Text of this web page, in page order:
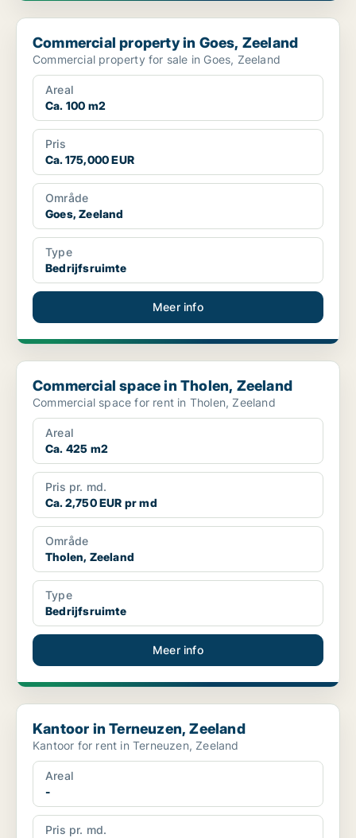
Commercial property in Goes, Zeeland
Commercial property in Goes, Zeeland
Commercial property for sale in Goes, Zeeland
Areal
Ca. 100 m2
Pris
Ca. 175,000 EUR
Område
Goes, Zeeland
Type
Bedrijfsruimte
Meer info
Commercial space in Tholen, Zeeland
Commercial space in Tholen, Zeeland
Commercial space for rent in Tholen, Zeeland
Areal
Ca. 425 m2
Pris pr. md.
Ca. 2,750 EUR pr md
Område
Tholen, Zeeland
Type
Bedrijfsruimte
Meer info
Kantoor in Terneuzen, Zeeland
Kantoor in Terneuzen, Zeeland
Kantoor for rent in Terneuzen, Zeeland
Areal
-
Pris pr. md.